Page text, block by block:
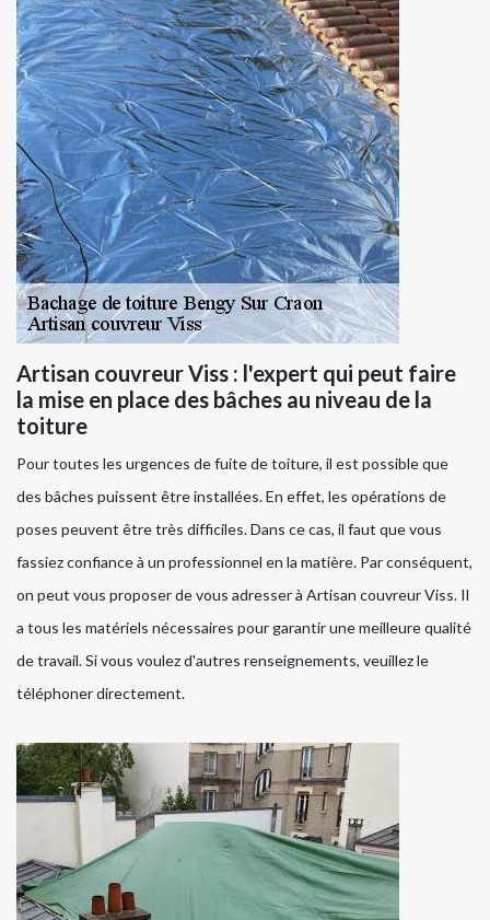
Artisan couvreur Viss : l'expert qui peut faire
la mise en place des bâches au niveau de la
toiture
Pour toutes les urgences de fuite de toiture, il est possible que
des bâches puissent être installées. En effet, les opérations de
poses peuvent être très difficiles. Dans ce cas, il faut que vous
fassiez confiance à un professionnel en la matière. Par conséquent,
on peut vous proposer de vous adresser à Artisan couvreur Viss. Il
a tous les matériels nécessaires pour garantir une meilleure qualité
de travail. Si vous voulez d'autres renseignements, veuillez le
téléphoner directement.